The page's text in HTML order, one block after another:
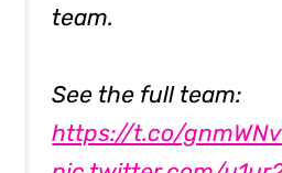
team.
See the full team:
https://t.co/